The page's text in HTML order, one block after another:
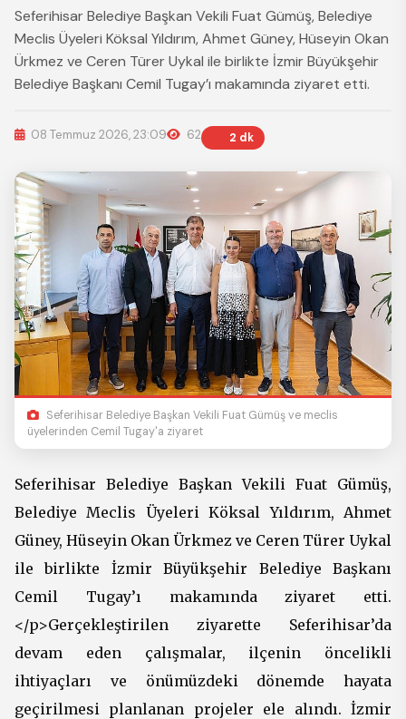
Seferihisar Belediye Başkan Vekili Fuat Gümüş, Belediye
Meclis Üyeleri Köksal Yıldırım, Ahmet Güney, Hüseyin Okan
Ürkmez ve Ceren Türer Uykal ile birlikte İzmir Büyükşehir
Belediye Başkanı Cemil Tugay’ı makamında ziyaret etti.
08 Temmuz 2026, 23:09 62 2 dk
Seferihisar Belediye Başkan Vekili Fuat Gümüş ve meclis
üyelerinden Cemil Tugay'a ziyaret
Seferihisar Belediye Başkan Vekili Fuat Gümüş,
Belediye Meclis Üyeleri Köksal Yıldırım, Ahmet
Güney, Hüseyin Okan Ürkmez ve Ceren Türer Uykal
ile birlikte İzmir Büyükşehir Belediye Başkanı
Cemil Tugay’ı makamında ziyaret etti.
</p>Gerçekleştirilen ziyarette Seferihisar’da
devam eden çalışmalar, ilçenin öncelikli
ihtiyaçları ve önümüzdeki dönemde hayata
geçirilmesi planlanan projeler ele alındı. İzmir